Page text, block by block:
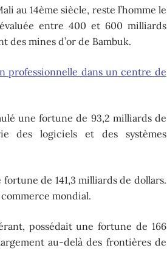
au 14ème siècle, reste l’homme le
entre 400 et 600 milliards
des mines d’or de Bambuk.
professionnelle dans un centre de
une fortune de 93,2 milliards de
des logiciels et des systèmes
de 141,3 milliards de dollars.
mondial.
possédait une fortune de 166
au-delà des frontières de